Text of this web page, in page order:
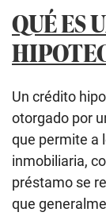
QUÉ ES
Un crédito
otorgado por
que permite a
inmobiliaria,
préstamo se
que